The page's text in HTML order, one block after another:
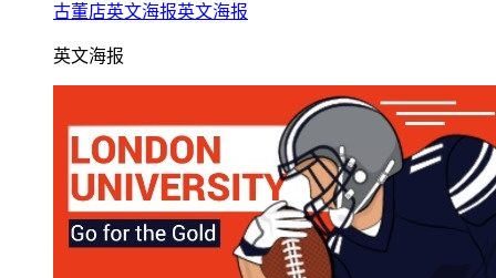
古董店英文海报英文海报
英文海报